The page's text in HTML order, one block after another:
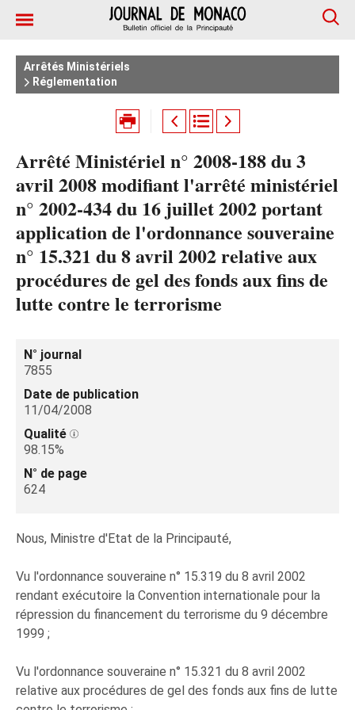
Arrêtés Ministériels
Réglementation
Arrêté Ministériel n° 2008-188 du 3
avril 2008 modifiant l'arrêté ministériel
n° 2002-434 du 16 juillet 2002 portant
application de l'ordonnance souveraine
n° 15.321 du 8 avril 2002 relative aux
procédures de gel des fonds aux fins de
lutte contre le terrorisme
N° journal
7855
Date de publication
11/04/2008
Qualité
98.15%
N° de page
624
Nous, Ministre d'Etat de la Principauté,
Vu l'ordonnance souveraine n° 15.319 du 8 avril 2002
rendant exécutoire la Convention internationale pour la
répression du financement du terrorisme du 9 décembre
1999 ;
Vu l'ordonnance souveraine n° 15.321 du 8 avril 2002
relative aux procédures de gel des fonds aux fins de lutte